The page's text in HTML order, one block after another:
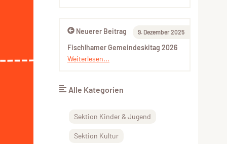
Neuerer Beitrag 9. Dezember 2025
Fischlhamer Gemeindeskitag 2026
Weiterlesen...
Alle Kategorien
Sektion Kinder & Jugend
Sektion Kultur